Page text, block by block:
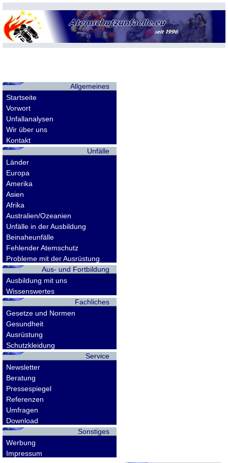
Allgemeines
Startseite
Vorwort
Unfallanalysen
Wir über uns
Kontakt
Unfälle
Länder
Europa
Amerika
Asien
Afrika
Australien/Ozeanien
Unfälle in der Ausbildung
Beinaheunfälle
Fehlender Atemschutz
Probleme mit der Ausrüstung
Aus- und Fortbildung
Ausbildung mit uns
Wissenswertes
Fachliches
Gesetze und Normen
Gesundheit
Ausrüstung
Schutzkleidung
Service
Newsletter
Beratung
Pressespiegel
Referenzen
Umfragen
Download
Sonstiges
Werbung
Impressum